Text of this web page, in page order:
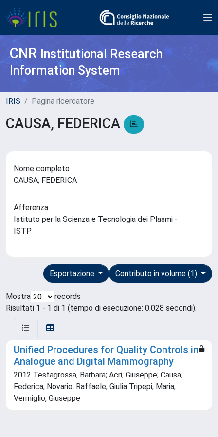
CNR Institutional Research
Information System
IRIS Pagina ricercatore
CAUSA, FEDERICA
Nome completo
CAUSA, FEDERICA
Afferenza
Istituto per la Scienza e Tecnologia dei Plasmi -
ISTP
Contributo in volume (1)
Esportazione
Mostra
records
Risultati 1 - 1 di 1 (tempo di esecuzione: 0.028 secondi).
Unified Procedures for Quality Controls in
Analogue and Digital Mammography
2012 Testagrossa, Barbara; Acri, Giuseppe; Causa,
Federica; Novario, Raffaele; Giulia Tripepi, Maria;
Vermiglio, Giuseppe